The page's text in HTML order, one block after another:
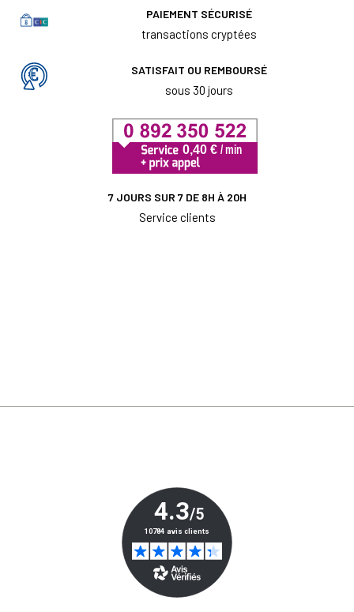
PAIEMENT SÉCURISÉ
transactions cryptées
SATISFAIT OU REMBOURSÉ
sous 30 jours
7 JOURS SUR 7 DE 8H À 20H
Service clients